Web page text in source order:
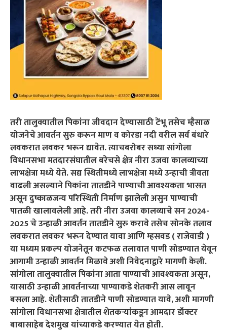
तरी तालुक्यातील पिकांना जीवदान देण्यासाठी टेंभू तसेच म्हैसाळ
योजनेचे आवर्तन सुरु करून माण व कोरडा नदी वरील सर्व बंधारे
लवकरात लवकर भरून द्यावेत. त्याचबरोबर सध्या सांगोला
विधानसभा मतदारसंघातील बरेचसे क्षेत्र नीरा उजवा कालव्याच्या
लाभक्षेत्रा मध्ये येते. सद्य स्थितीमध्ये लाभक्षेत्रा मध्ये उन्हाची त्रीवता
वाढली असल्याने पिकांना तातडीने पाण्याची आवश्यकता भासत
असून दुष्काळजन्य परिस्थिती निर्माण झालेली असुन पाण्याची
पातळी खालावलेली आहे. तरी नीरा उजवा कालव्याचे सन 2024-
2025 चे उन्हाळी आवर्तन तातडीने सुरु करावे तसेच सोनके तलाव
लवकरात लवकर भरून देण्यात यावा आणि म्हसवड ( राजेवाडी )
या मध्यम प्रकल्प योजनेतून कटफळ तलावात पाणी सोडण्यात येवून
आगामी उन्हाळी आवर्तन मिळावे अशी निवेदनाद्वारे मागणी केली.
सांगोला तालुक्यातील पिकांना आता पाण्याची आवश्यकता असून,
यासाठी उन्हाळी आवर्तनाच्या पाण्याकडे शेतकरी आस लावून
बसला आहे. शेतीसाठी तातडीने पाणी सोडण्यात यावे, अशी मागणी
सांगोला विधानसभा क्षेत्रातील शेतकर्‍यांकडून आमदार डॉक्टर
बाबासाहेब देशमुख यांच्याकडे करण्यात येत होती.